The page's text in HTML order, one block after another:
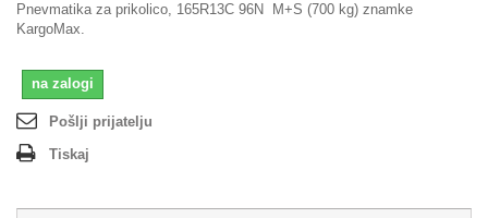
Pnevmatika za prikolico, 165R13C 96N M+S (700 kg) znamke
KargoMax.
na zalogi
Pošlji prijatelju
Tiskaj